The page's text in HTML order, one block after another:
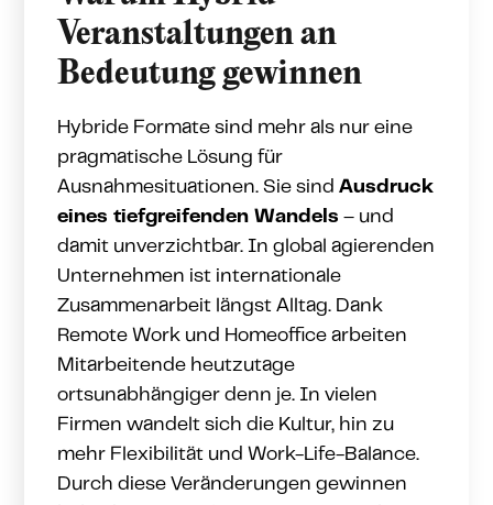
Veranstaltungen an
Bedeutung gewinnen
Hybride Formate sind mehr als nur eine
pragmatische Lösung für
Ausnahmesituationen. Sie sindAusdruck
eines tiefgreifenden Wandels – und
damit unverzichtbar. In global agierenden
Unternehmen ist internationale
Zusammenarbeit längst Alltag. Dank
Remote Work und Homeoffice arbeiten
Mitarbeitende heutzutage
ortsunabhängiger denn je. In vielen
Firmen wandelt sich die Kultur, hin zu
mehr Flexibilität und Work-Life-Balance.
Durch diese Veränderungen gewinnen